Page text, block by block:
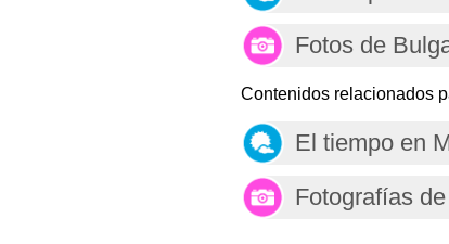
Fotos de
Contenidos relacionados
El tiempo en
Fotografías